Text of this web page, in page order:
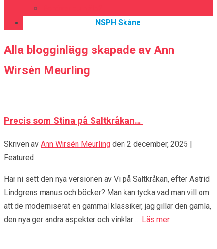
NSPH Skåne
Alla blogginlägg skapade av Ann
Wirsén Meurling
Precis som Stina på Saltkråkan…
Skriven av Ann Wirsén Meurling den 2 december, 2025
Featured
Har ni sett den nya versionen av Vi på Saltkråkan, efter Astrid
Lindgrens manus och böcker? Man kan tycka vad man vill om
att de moderniserat en gammal klassiker, jag gillar den gamla,
den nya ger andra aspekter och vinklar … Läs mer